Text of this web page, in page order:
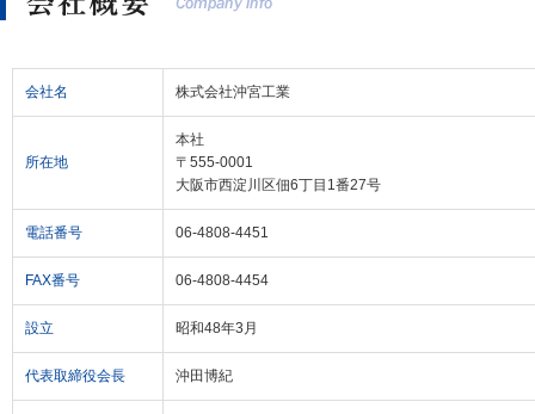
会社名 株式会社沖宮工業
所在地
本社
〒555-0001
大阪市西淀川区佃6丁目1番27号
電話番号 06-4808-4451
FAX番号 06-4808-4454
設立 昭和48年3月
代表取締役会長 沖田博紀